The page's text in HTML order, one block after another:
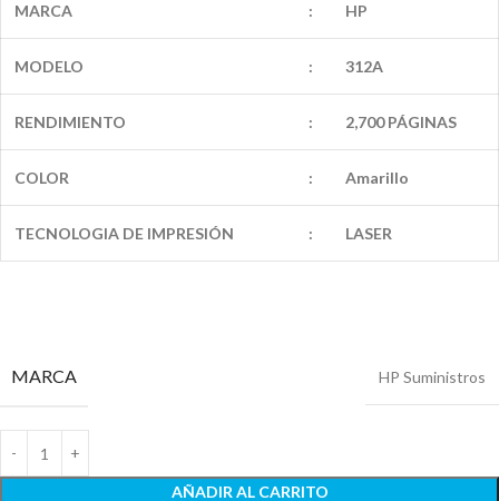
MARCA : HP
MODELO : 312A
RENDIMIENTO : 2,700 PÁGINAS
COLOR : Amarillo
TECNOLOGIA DE IMPRESIÓN : LASER
MARCA HP Suministros
AÑADIR AL CARRITO